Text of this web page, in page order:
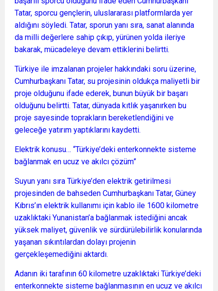
Tatar, sporcu gençlerin, uluslararası platformlarda yer
aldığını söyledi. Tatar, sporun yanı sıra, sanat alanında
da milli değerlere sahip çıkıp, yürünen yolda ileriye
bakarak, mücadeleye devam ettiklerini belirtti.
Türkiye ile imzalanan projeler hakkındaki soru üzerine,
Cumhurbaşkanı Tatar, su projesinin oldukça maliyetli bir
proje olduğunu ifade ederek, bunun büyük bir başarı
olduğunu belirtti. Tatar, dünyada kıtlık yaşanırken bu
proje sayesinde toprakların bereketlendiğini ve
geleceğe yatırım yaptıklarını kaydetti.
Elektrik konusu… “Türkiye’deki enterkonnekte sisteme
bağlanmak en ucuz ve akılcı çözüm”
Suyun yanı sıra Türkiye’den elektrik getirilmesi
projesinden de bahseden Cumhurbaşkanı Tatar, Güney
Kıbrıs’ın elektrik kullanımı için kablo ile 1600 kilometre
uzaklıktaki Yunanistan’a bağlanmak istediğini ancak
yüksek maliyet, güvenlik ve sürdürülebilirlik konularında
yaşanan sıkıntılardan dolayı projenin
gerçekleşemediğini aktardı.
Adanın iki tarafının 60 kilometre uzaklıktaki Türkiye’deki
enterkonnekte sisteme bağlanmasının en ucuz ve akılcı